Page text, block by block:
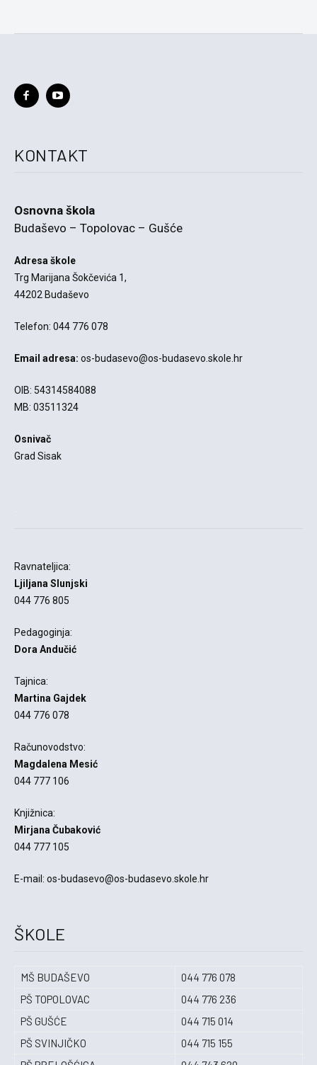
KONTAKT
Osnovna škola
Budaševo – Topolovac – Gušće
Adresa škole
Trg Marijana Šokčevića 1,
44202 Budaševo
Telefon: 044 776 078
Email adresa: os-budasevo@os-budasevo.skole.hr
OIB: 54314584088
MB: 03511324
Osnivač
Grad Sisak
Ravnateljica:
Ljiljana Slunjski
044 776 805
Pedagoginja:
Dora Andučić
Tajnica:
Martina Gajdek
044 776 078
Računovodstvo:
Magdalena Mesić
044 777 106
Knjižnica:
Mirjana Čubaković
044 777 105
E-mail: os-budasevo@os-budasevo.skole.hr
ŠKOLE
MŠ BUDAŠEVO
044 776 078
PŠ TOPOLOVAC
044 776 236
PŠ GUŠĆE
044 715 014
PŠ SVINJIČKO
044 715 155